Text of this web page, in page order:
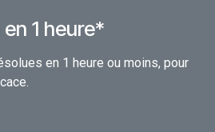
1 heure*
en 1 heure ou moins, pour